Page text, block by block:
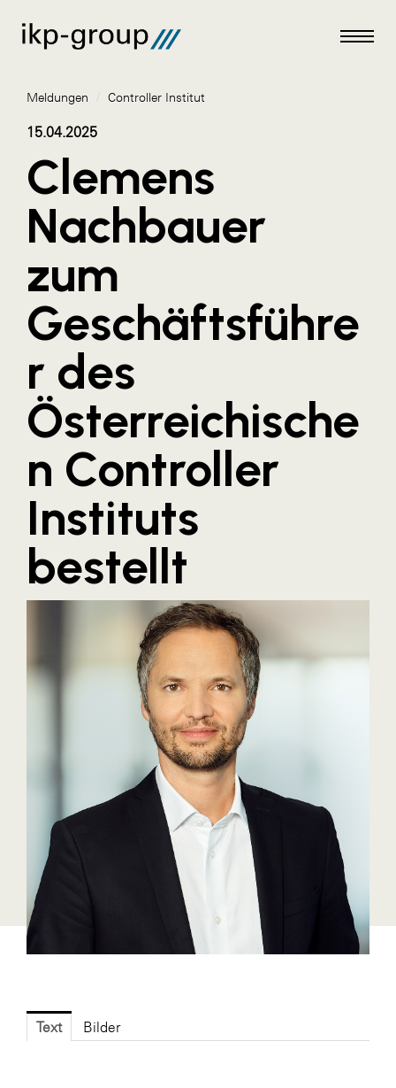
Meldungen
AKTUELLES
ALEX Krems
Amazon Web Services
Artweger
AustroCel Hallein
Blaguss
Bundesverband Sonnenschutztechnik
Cineplexx
Colmobil Austria
Controller Institut
Darbo
Designer Outlets Parndorf und Salzburg
DOMOFERM
Essity
FG UBIT Salzburg
Fressnapf
FRoSTA
FV Energierohstoff & Kraftstoff
Gas Connect Austria
GBV - Verband gemeinnütziger
Getzner Werkstoffe
Heimat Österreich
Meldungen / Controller Institut
15.04.2025
Clemens
Nachbauer
zum
Geschäftsführe
r des
Österreichische
n Controller
Instituts
bestellt
Text Bilder